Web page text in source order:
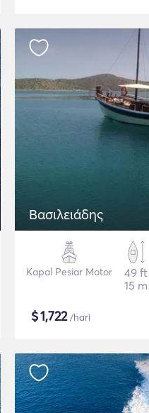
Βασιλειάδης
Kapal Pesiar Motor
49 ft
15 m
$1,722/hari